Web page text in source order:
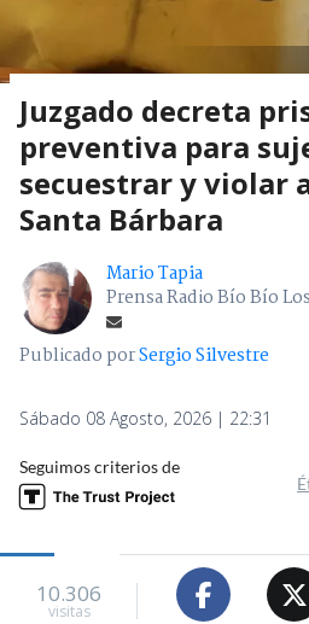
Juzgado decreta
preventiva para
secuestrar y violar
Santa Bárbara
Mario Tapia
Prensa Radio Bío Bío
Publicado porSergio Silvestre
Sábado 08 Agosto, 2026 | 22:31
Seguimos criterios de
10.306
visitas